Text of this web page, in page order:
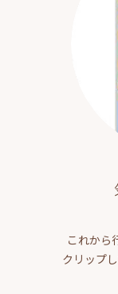
これから
クリップ